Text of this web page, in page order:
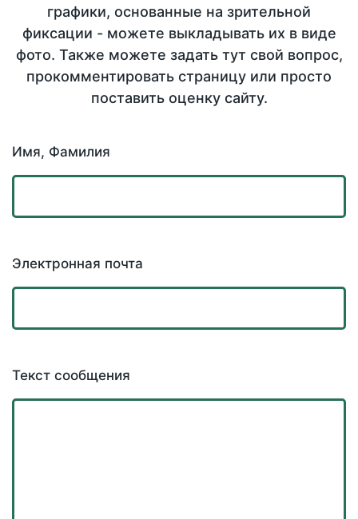
графики, основанные на зрительной
фиксации - можете выкладывать их в виде
фото. Также можете задать тут свой вопрос,
прокомментировать страницу или просто
поставить оценку сайту.
Имя, Фамилия
Электронная почта
Текст сообщения